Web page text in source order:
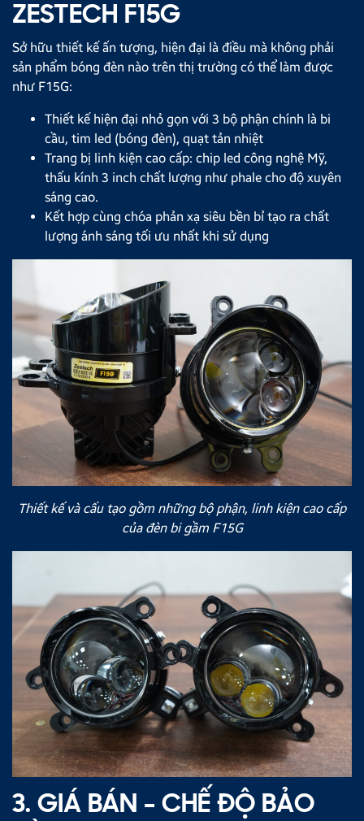
ZESTECH F15G
Sở hữu thiết kế ấn tượng, hiện đại là điều mà không phải
sản phẩm bóng đèn nào trên thị trường có thể làm được
như F15G:
Thiết kế hiện đại nhỏ gọn với 3 bộ phận chính là bi
cầu, tim led (bóng đèn), quạt tản nhiệt
Trang bị linh kiện cao cấp: chip led công nghệ Mỹ,
thấu kính 3 inch chất lượng như phale cho độ xuyên
sáng cao.
Kết hợp cùng chóa phản xạ siêu bền bỉ tạo ra chất
lượng ánh sáng tối ưu nhất khi sử dụng
Thiết kế và cấu tạo gồm những bộ phận, linh kiện cao cấp
của đèn bi gầm F15G
3. GIÁ BÁN - CHẾ ĐỘ BẢO